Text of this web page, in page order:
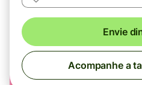
Envie
Acompanhe a